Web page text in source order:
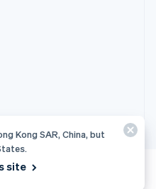
Kong SAR, China, but
site